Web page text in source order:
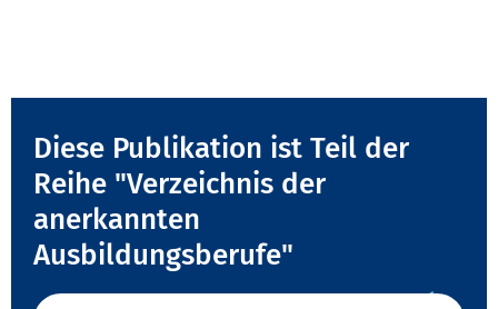
Diese Publikation ist Teil der
Reihe "Verzeichnis der
anerkannten
Ausbildungsberufe"